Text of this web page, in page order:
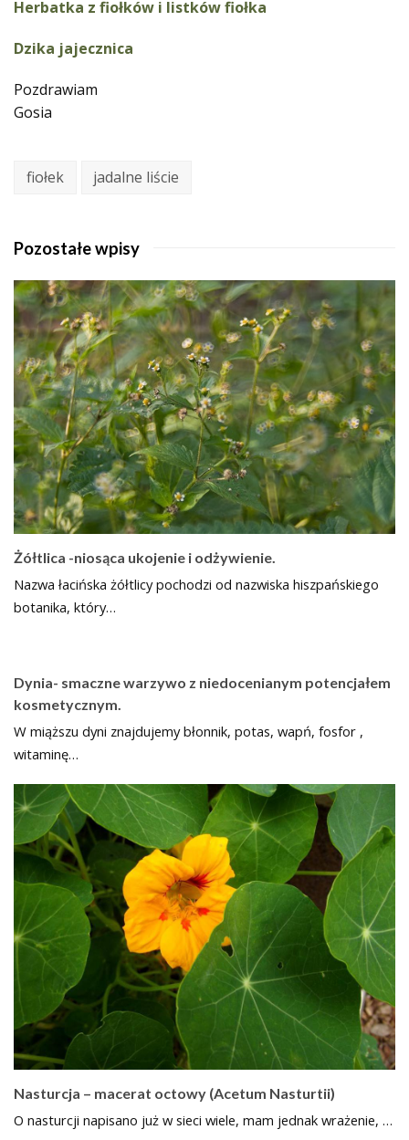
Herbatka z fiołków i listków fiołka
Dzika jajecznica
Pozdrawiam
Gosia
fiołek jadalne liście
Pozostałe wpisy
Żółtlica -niosąca ukojenie i odżywienie.
Nazwa łacińska żółtlicy pochodzi od nazwiska hiszpańskiego
botanika, który…
Dynia- smaczne warzywo z niedocenianym potencjałem
kosmetycznym.
W miąższu dyni znajdujemy błonnik, potas, wapń, fosfor ,
witaminę…
Nasturcja – macerat octowy (Acetum Nasturtii)
O nasturcji napisano już w sieci wiele, mam jednak wrażenie, …